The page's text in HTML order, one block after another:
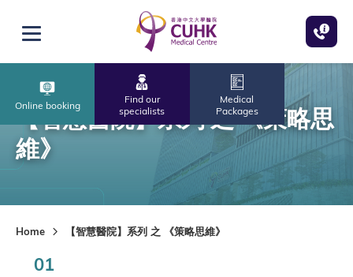
Open menu
Online booking
Find our
specialists
Medical
Packages
【智慧醫院】系列 之 《策略思
維》
Home 【智慧醫院】系列 之 《策略思維》
01